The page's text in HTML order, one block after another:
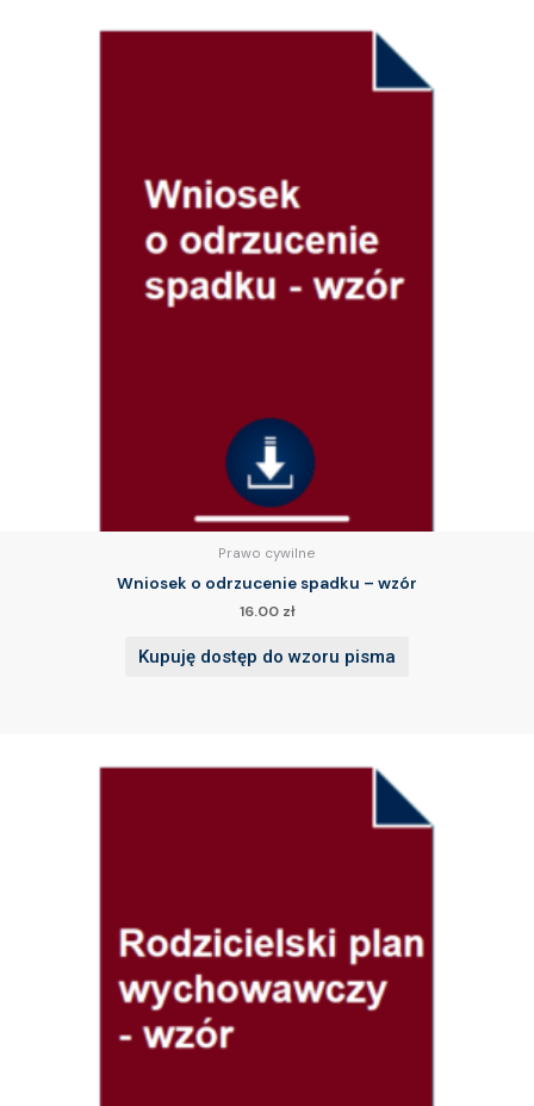
Prawo cywilne
Wniosek o odrzucenie spadku – wzór
16.00 zł
Kupuję dostęp do wzoru pisma